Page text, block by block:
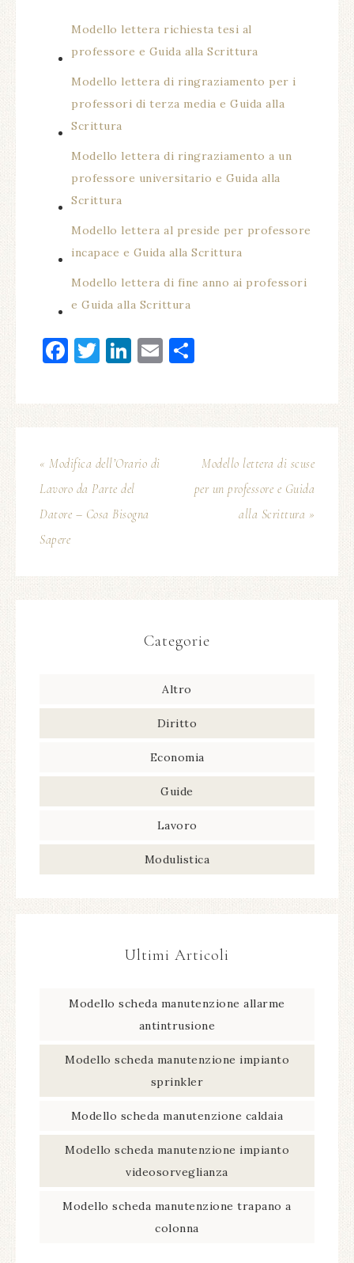
Modello lettera richiesta tesi al
professore e Guida alla Scrittura
Modello lettera di ringraziamento per i
professori di terza media e Guida alla
Scrittura
Modello lettera di ringraziamento a un
professore universitario e Guida alla
Scrittura
Modello lettera al preside per professore
incapace e Guida alla Scrittura
Modello lettera di fine anno ai professori
e Guida alla Scrittura
Facebook
Twitter
LinkedIn
Email
« Modifica dell’Orario di
Lavoro da Parte del
Datore – Cosa Bisogna
Sapere
Modello lettera di scuse
per un professore e Guida
alla Scrittura »
Categorie
Altro
Diritto
Economia
Guide
Lavoro
Modulistica
Ultimi Articoli
Modello scheda manutenzione allarme
antintrusione​
Modello scheda manutenzione impianto
sprinkler​
Modello scheda manutenzione caldaia​
Modello scheda manutenzione impianto
videosorveglianza​
Modello scheda manutenzione trapano a
colonna​